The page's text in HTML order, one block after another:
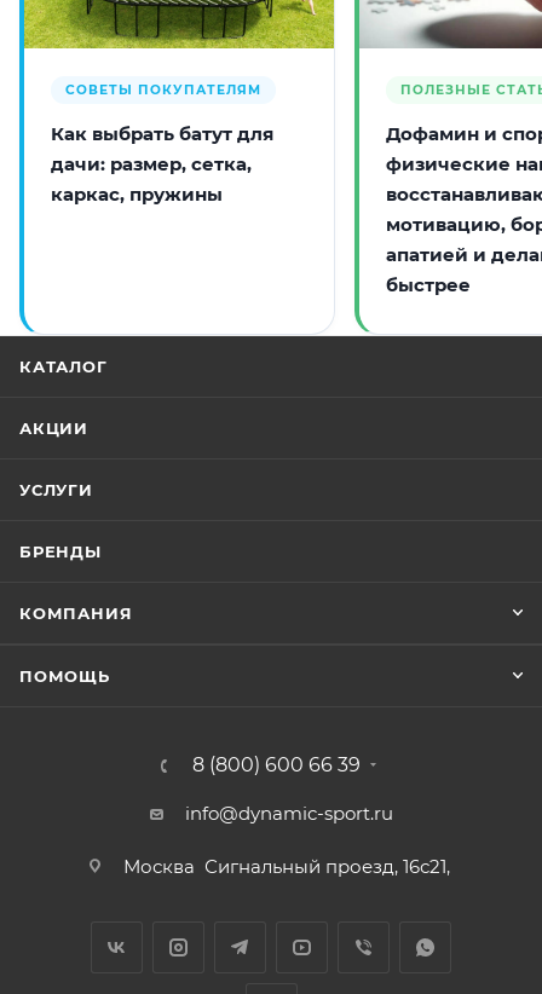
СОВЕТЫ ПОКУПАТЕЛЯМ
Как выбрать батут для
дачи: размер, сетка,
каркас, пружины
ПОЛЕЗНЫЕ
Дофамин и
физические
мотивацию,
апатией и
быстрее
КАТАЛОГ
АКЦИИ
УСЛУГИ
БРЕНДЫ
КОМПАНИЯ
ПОМОЩЬ
8 (800) 600 66 39
info@dynamic-sport.ru
Москва Сигнальный проезд, 16с21,